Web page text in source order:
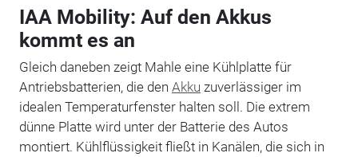
IAA Mobility: Auf den Akkus
kommt es an
Gleich daneben zeigt Mahle eine Kühlplatte für
Antriebsbatterien, die den Akku zuverlässiger im
idealen Temperaturfenster halten soll. Die extrem
dünne Platte wird unter der Batterie des Autos
montiert. Kühlflüssigkeit fließt in Kanälen, die sich in